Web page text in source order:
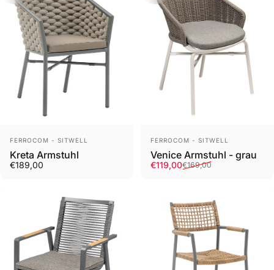
Prodejce
FERROCOM - SITWELL
Kreta Armstuhl
€189,00
Prodejce
FERROCOM - SITWELL
Venice Armstuhl - grau
Cena v akci
€119,00
Běžná cena
€169,00